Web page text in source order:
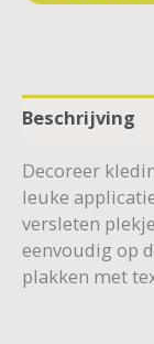
Beschrijving
Decoreer
leuke
versleten
eenvoudig op
plakken met